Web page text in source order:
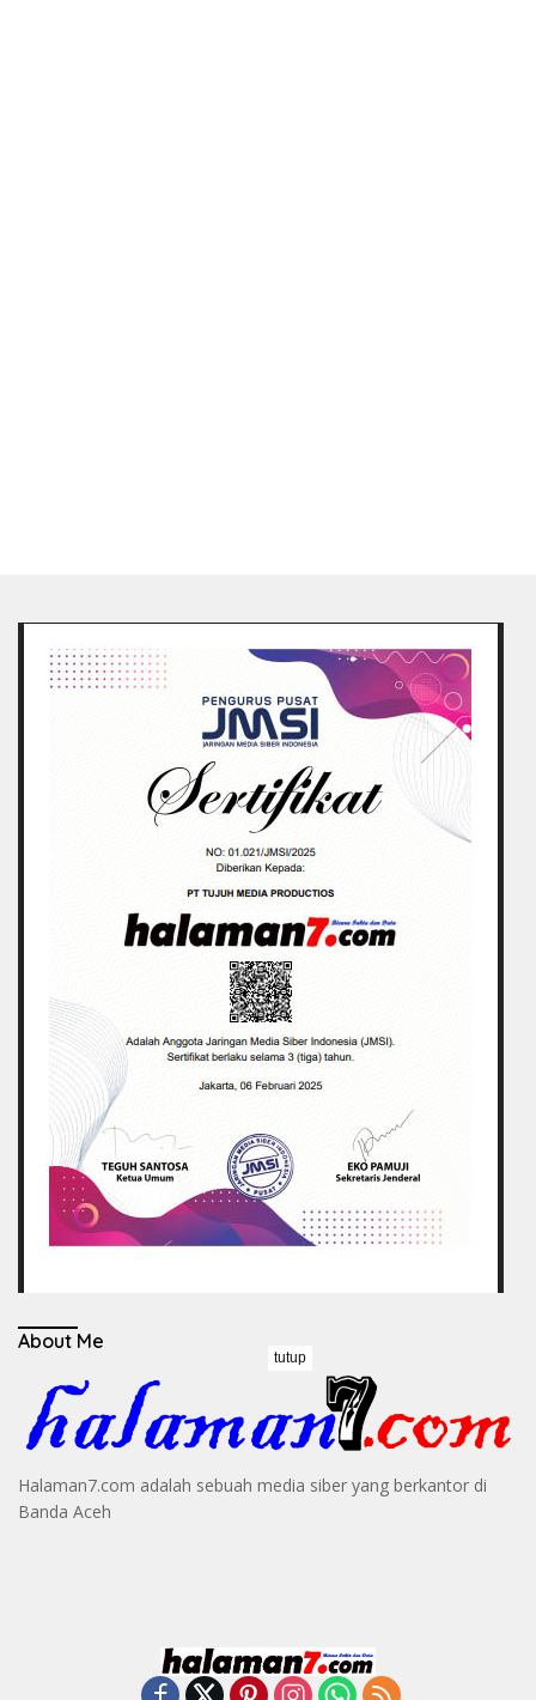
About Me
Halaman7.com adalah sebuah media siber yang berkantor di
Banda Aceh
tutup